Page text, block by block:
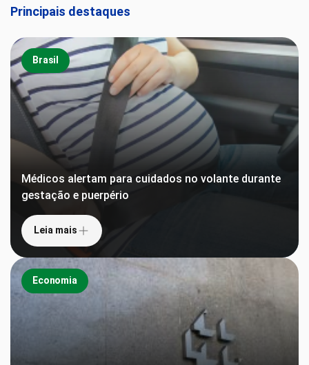
Principais destaques
Brasil
Médicos alertam para cuidados no volante durante
gestação e puerpério
Leia mais
Economia